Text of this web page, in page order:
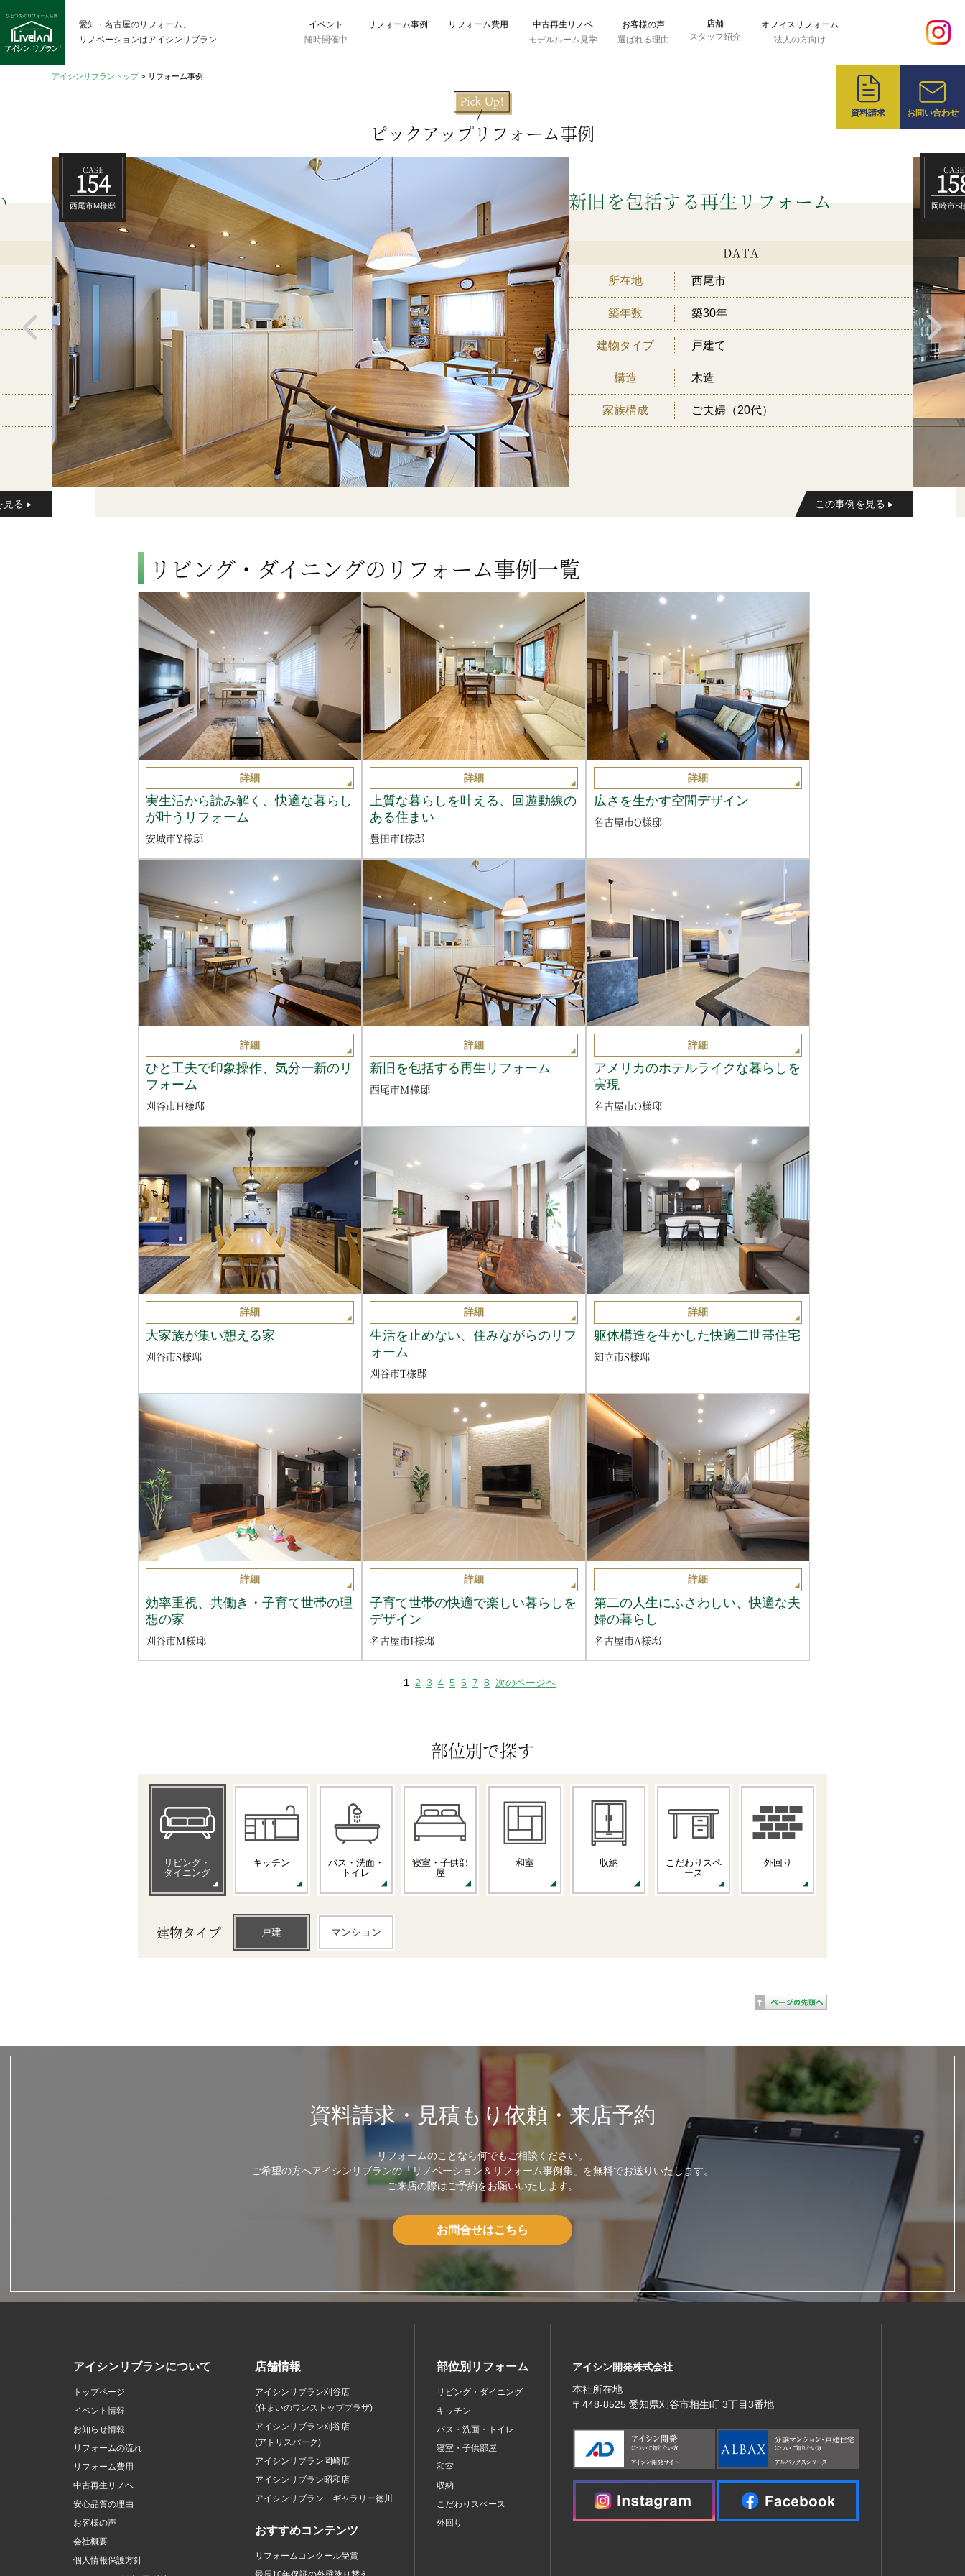
愛知・名古屋のリフォーム、
リノベーションはアイシンリブラン
イベント
随時開催中
リフォーム事例 リフォーム費用
中古再生リノベ
モデルルーム見学
お客様の声
選ばれる理由
店舗
スタッフ紹介
オフィスリフォーム
法人の方向け
資料請求 お問い合わせ
アイシンリブラントップ> リフォーム事例
ピックアップリフォーム事例
CASE
154
西尾市M様邸 新旧を包括する再生リフォーム
DATA
所在地 西尾市
築年数 築30年
建物タイプ 戸建て
構造 木造
家族構成 ご夫婦（20代）
CASE
岡崎市S
部位別で探す
リビング・
ダイニング
キッチン
バス・洗面・
トイレ
寝室・子供部
屋
和室 収納
こだわりスペ
ース
外回り
建物タイプ 戸建 マンション
リビング・ダイニングのリフォーム事例一覧
詳細
実生活から読み解く、快適な暮らし
が叶うリフォーム
安城市Y様邸
詳細
上質な暮らしを叶える、回遊動線の
ある住まい
豊田市I様邸
詳細
広さを生かす空間デザイン
名古屋市O様邸
詳細
ひと工夫で印象操作、気分一新のリ
フォーム
刈谷市H様邸
詳細
新旧を包括する再生リフォーム
西尾市M様邸
詳細
アメリカのホテルライクな暮らしを
実現
名古屋市O様邸
詳細
大家族が集い憩える家
刈谷市S様邸
詳細
生活を止めない、住みながらのリフ
ォーム
刈谷市T様邸
詳細
躯体構造を生かした快適二世帯住宅
知立市S様邸
詳細
効率重視、共働き・子育て世帯の理
想の家
刈谷市M様邸
詳細
子育て世帯の快適で楽しい暮らしを
デザイン
名古屋市I様邸
詳細
第二の人生にふさわしい、快適な夫
婦の暮らし
名古屋市A様邸
1 2 3 4 5 6 7 8 次のページヘ
資料請求・見積もり依頼・来店予約
リフォームのことなら何でもご相談ください。
ご希望の方へアイシンリブランの「リノベーション＆リフォーム事例集」を無料でお送りいたします。
ご来店の際はご予約をお願いいたします。
お問合せはこちら
アイシンリブランについて
トップページ
イベント情報
お知らせ情報
リフォームの流れ
リフォーム費用
中古再生リノベ
安心品質の理由
お客様の声
会社概要
個人情報保護方針
店舗情報
アイシンリブラン刈谷店
(住まいのワンストッププラザ)
アイシンリブラン刈谷店
(アトリスパーク)
アイシンリブラン岡崎店
アイシンリブラン昭和店
アイシンリブラン ギャラリー徳川
おすすめコンテンツ
リフォームコンクール受賞
部位別リフォーム
リビング・ダイニング
キッチン
バス・洗面・トイレ
寝室・子供部屋
和室
収納
こだわりスペース
外回り
アイシン開発株式会社
本社所在地
〒448‐8525 愛知県刈谷市相生町 3丁目3番地